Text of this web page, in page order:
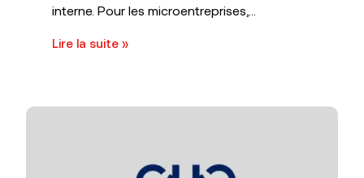
interne. Pour les microentreprises,...
Lire la suite »